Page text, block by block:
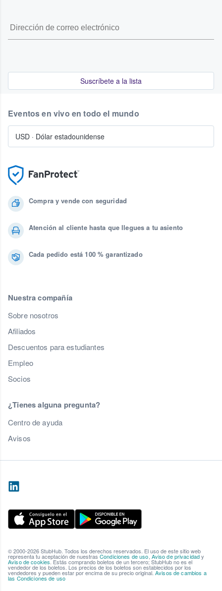
Suscríbete a la lista
Compra y vende con seguridad
Atención al cliente hasta que llegues a tu asiento
Cada pedido está 100 % garantizado
Nuestra compañía
Sobre nosotros
Afiliados
Descuentos para estudiantes
Empleo
Socios
¿Tienes alguna pregunta?
Centro de ayuda
Avisos
Eventos en vivo en todo el mundo
USD · Dólar estadounidense
© 2000-2026 StubHub. Todos los derechos reservados. El uso de este sitio web
representa tu aceptación de nuestras Condiciones de uso Aviso de privacidady
Aviso de cookies. Estás comprando boletos de un tercero; StubHub no es el
vendedor de los boletos. Los precios de los boletos son establecidos por los
vendedores y pueden estar por encima de su precio original. Avisos de cambios a
las Condiciones de uso